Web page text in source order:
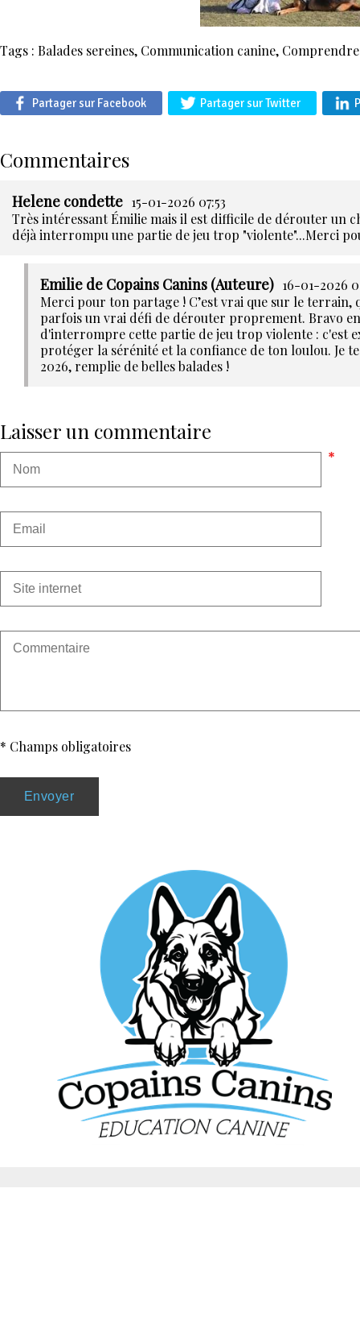
Tags : Balades sereines, Communication canine,
Partager sur Facebook Partager sur Twitter
Commentaires
Helene condette 15-01-2026 07:53
Très intéressant Émilie mais il est difficile de dérouter un
déjà interrompu une partie de jeu trop "violente"...Merci
Emilie de Copains Canins (Auteure) 16-01-2026
Merci pour ton partage ! C’est vrai que sur le terrain,
parfois un vrai défi de dérouter proprement. Bravo
d'interrompre cette partie de jeu trop violente : c'est
protéger la sérénité et la confiance de ton loulou. Je
2026, remplie de belles balades !
Laisser un commentaire
* Champs obligatoires